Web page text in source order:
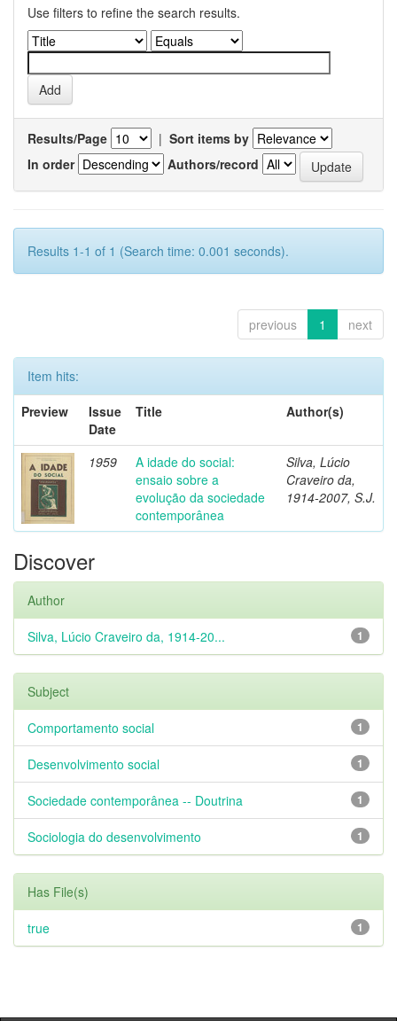
Use filters to refine the search results.
Results/Page | Sort items by
In order
Authors/record
Results 1-1 of 1 (Search time: 0.001 seconds).
previous 1 next
Item hits:
Preview
Issue
Date
Title Author(s)
1959
A idade do social:
ensaio sobre a
evolução da sociedade
contemporânea
Silva, Lúcio
Craveiro da,
1914-2007, S.J.
Discover
Author
1
Silva, Lúcio Craveiro da, 1914-20...
Subject
1
Comportamento social
1
Desenvolvimento social
1
Sociedade contemporânea -- Doutrina
1
Sociologia do desenvolvimento
Has File(s)
1
true